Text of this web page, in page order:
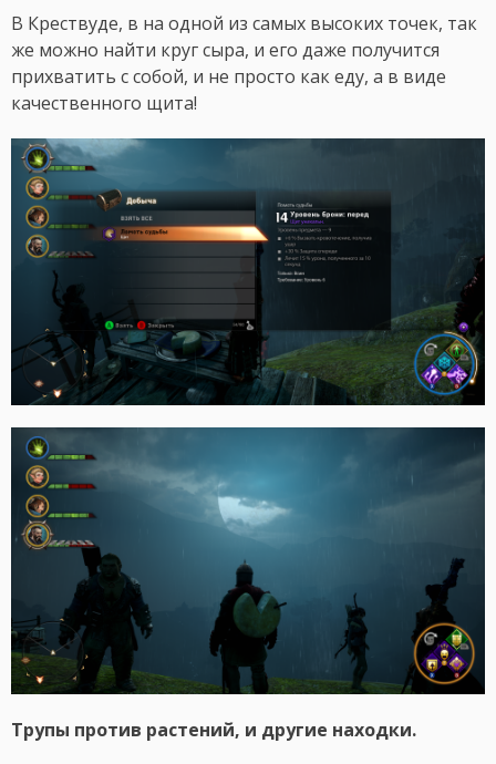
В Крествуде, в на одной из самых высоких точек, так
же можно найти круг сыра, и его даже получится
прихватить с собой, и не просто как еду, а в виде
качественного щита!
Трупы против растений, и другие находки.